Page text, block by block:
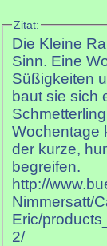
Zitat:
Die Kleine
Sinn. Eine
Süßigkeiten
baut sie sich
Wochentage
der kurze,
begreifen.
http://
Nimmersatt/
Eric/
2/